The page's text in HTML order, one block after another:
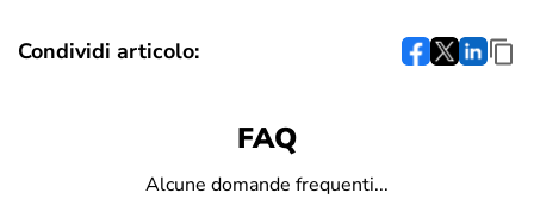
Condividi articolo:
FAQ
Alcune domande frequenti...